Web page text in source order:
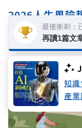
知
產
2026人生風險
最後衝刺：
再讀1篇文